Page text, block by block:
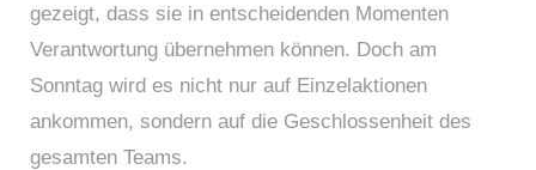
gezeigt, dass sie in entscheidenden Momenten
Verantwortung übernehmen können. Doch am
Sonntag wird es nicht nur auf Einzelaktionen
ankommen, sondern auf die Geschlossenheit des
gesamten Teams.